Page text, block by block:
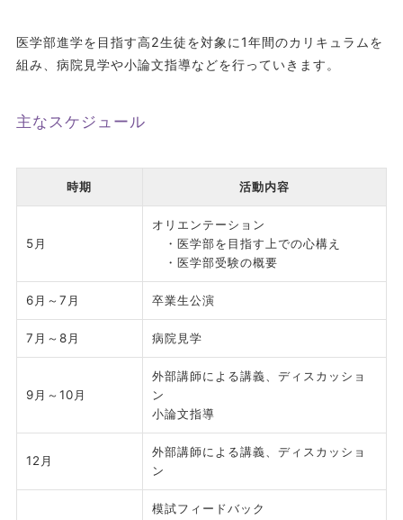
医学部進学を目指す高2生徒を対象に1年間のカリキュラムを
組み、病院見学や小論文指導などを行っていきます。
主なスケジュール
時期 活動内容
5月
オリエンテーション
・医学部を目指す上での心構え
・医学部受験の概要
6月～7月 卒業生公演
7月～8月 病院見学
9月～10月
外部講師による講義、ディスカッショ
ン
小論文指導
12月
外部講師による講義、ディスカッショ
ン
模試フィードバック